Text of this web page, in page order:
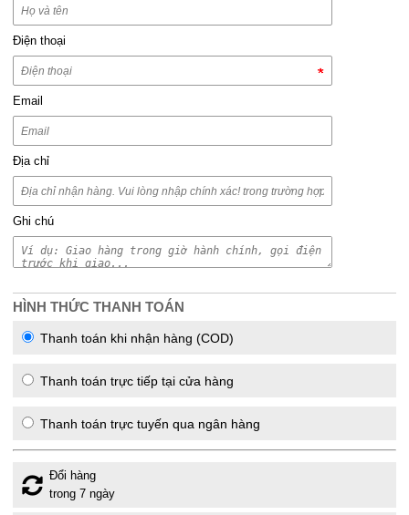
Điện thoại
Email
Địa chỉ
Ghi chú
HÌNH THỨC THANH TOÁN
Thanh toán khi nhận hàng (COD)
Thanh toán trực tiếp tại cửa hàng
Thanh toán trực tuyến qua ngân hàng
Đổi hàng
trong 7 ngày